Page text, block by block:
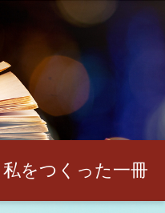
私をつくった一冊